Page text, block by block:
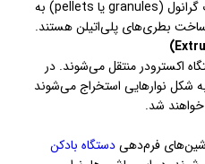
پس از تولید پلی‌اتیلن، آن را به صورت گرانول (granules یا pellets) به
بطری‌های پلی‌اتیلن هستند.
اکسترودر منتقل می‌شوند. در
شکل نوارهایی استخراج می‌شوند
شد.
فرم‌دهیدستگاه بادکن